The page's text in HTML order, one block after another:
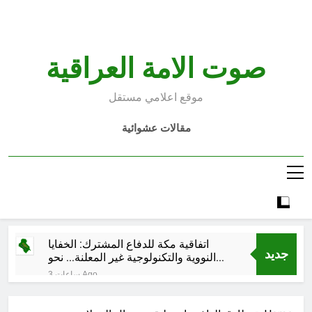
صوت الامة العراقية
موقع اعلامي مستقل
مقالات عشوائية
جديد
اتفاقية مكة للدفاع المشترك: الخفايا
النووية والتكنولوجية غير المعلنة… نحو
هندسة ردع جديدة في الشرق الأوسط ؟
3 ساعات Ago